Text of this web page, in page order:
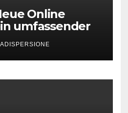
Online
umfassender
moderne